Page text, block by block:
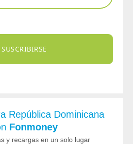
SUSCRIBIRSE
República Dominicana
Fonmoney
y recargas en un solo lugar